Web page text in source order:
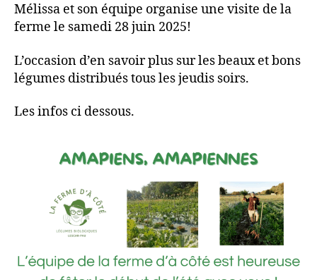
Mélissa et son équipe organise une visite de la
ferme le samedi 28 juin 2025!
L’occasion d’en savoir plus sur les beaux et bons
légumes distribués tous les jeudis soirs.
Les infos ci dessous.